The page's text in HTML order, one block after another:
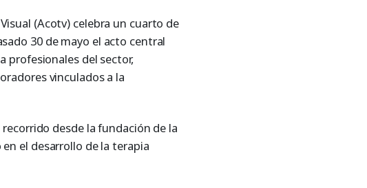
(Acotv) celebra un cuarto de
30 de mayo el acto central
profesionales del sector,
vinculados a la
desde la fundación de la
el desarrollo de la terapia